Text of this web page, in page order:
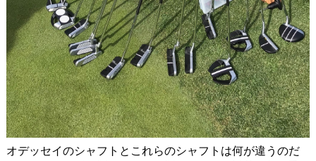
オデッセイのシャフトとこれらのシャフトは何が違うのだ